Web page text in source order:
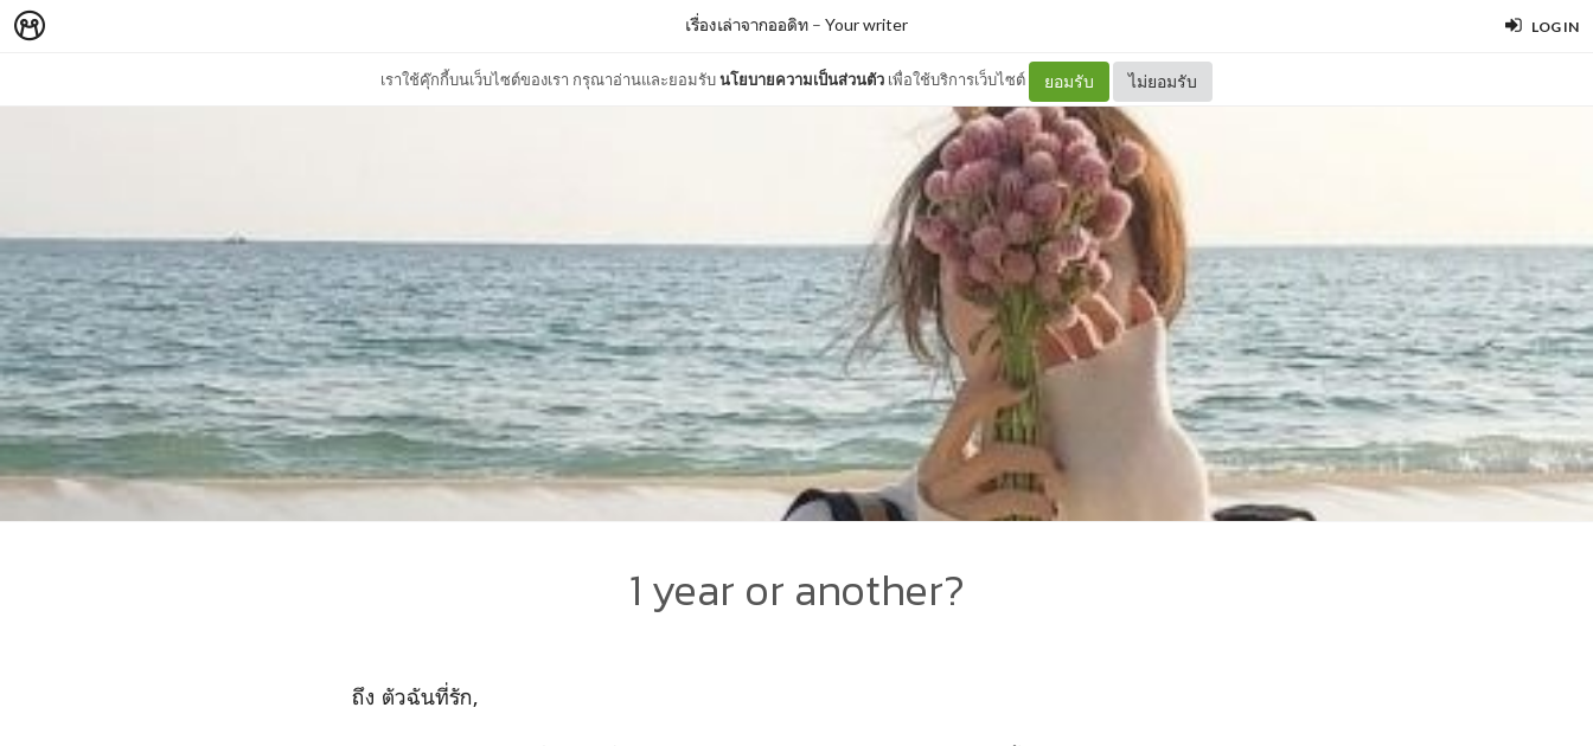
LOG IN
เราใช้คุ๊กกี้บนเว็บไซต์ของเรา กรุณาอ่านและยอมรับนโยบายความเป็นส่วนตัว เพื่อใช้บริการเว็บไซต์ ยอมรับ ไม่ยอมรับ
เรื่องเล่าจากออดิท – Your writer
1 year or another?
ถึง ตัวฉันที่รัก,